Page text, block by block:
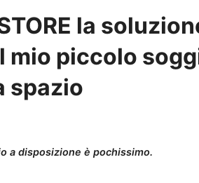
la
mio piccolo
spazio
a disposizione è pochissimo.